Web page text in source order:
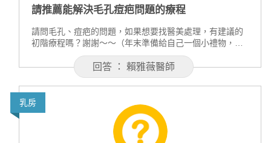
請推薦能解決毛孔痘疤問題的療程
請問毛孔、痘疤的問題，如果想要找醫美處理，有建議的
初階療程嗎？謝謝～～（年末準備給自己一個小禮物，有
CP值高的中南部診所也歡迎推薦，感謝！）
回答 ： 賴雅薇醫師
乳房